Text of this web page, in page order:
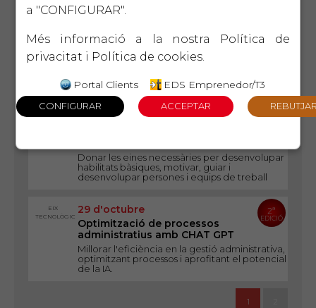
TECNOLÒGIC
Introducció a la intel ligència
artificial
EDICIÓ
EIX
22 d'octubre
Donar les eines necessàries per desenvolupar
habilitats bàsiques, motivar, guiar i
desenvolupar persones i equips de treball
4ª
EIX
TECNOLÒGIC
29 d'octubre
Optimització de processos
administratius amb CHAT GPT
Millorar l'eficiència en la gestió administrativa,
optimitzant processos i aprofitant el potencial
de la IA.
2ª
EDICIÓ
1
a "CONFIGURAR".
Més informació a la nostra
Política de
privacitat i Política de cookies.
Portal Clients EDS Emprenedor/T3